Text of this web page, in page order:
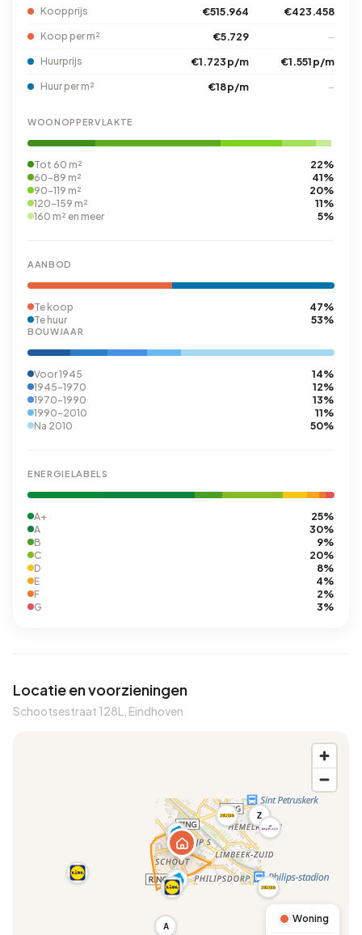
Koopprijs €515.964 €423.458
Koop per m² €5.729 –
Huurprijs €1.723 p/m €1.551 p/m
Huur per m² €18 p/m –
WOONOPPERVLAKTE
Tot 60 m² 22%
60-89 m² 41%
90-119 m² 20%
120-159 m² 11%
160 m² en meer 5%
AANBOD
Te koop 47%
Te huur 53%
BOUWJAAR
Voor 1945 14%
1945-1970 12%
1970-1990 13%
1990-2010 11%
Na 2010 50%
ENERGIELABELS
A+ 25%
A 30%
B 9%
C 20%
D 8%
E 4%
F 2%
G 3%
Locatie en voorzieningen
Schootsestraat 128L, Eindhoven
A
Z
Woning